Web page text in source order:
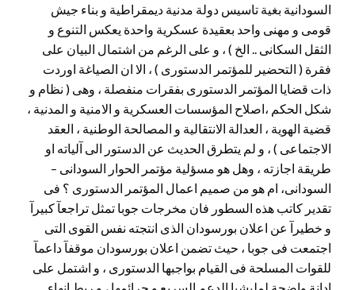
السودانية بغية تاسيس دولة مدنية ديمقراطية و بناء جيش
قومى و مهنى واحد بعقيدة عسكرية واحدة يعكس التنوع و
الثقل السكانى .. الخ ) ، و على الرغم من اشتمال البيان على
فقرة ( التحضير للمؤتمر الدستورى ) ، الا ان الصياغة اوردت
ذات قضايا المؤتمر الدستورى بفقرات منفصلة ، وهى ( نظام و
شكل الحكم ،اصلاح المؤسسات العسكرية و الامنية و المدنية ،
قضية الهوية ، العدالة الانتقالية و المصالحة الوطنية ، العقد
الاجتماعى ) ، و لم يتطرق الحديث عن الدستور الى آلياته او
طريقة اجازته ، وهل هو مسؤلية مؤتمر الحوار السودانى –
السودانى، ام هو من صميم اعمال المؤتمر الدستورى ؟ فى
تقدير كاتب هذه السطور فان مخرجات جوبا تمثل تراجعآ كبيرآ
و خطيرآ عن اعلان بورسودان الذى انتجته نفس القوى التى
اجتمعت فى جوبا ، حيث تضمن اعلان بورسودان موقفآ داعمآ
للقوات المسلحة فى القيام بواجبها الدستورى ، و اشتمل على